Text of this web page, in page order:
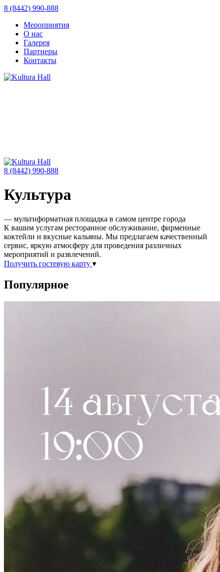
8 (8442) 990-888
Мероприятия
О нас
Галерея
Партнеры
Контакты
8 (8442) 990-888
Культура
— мультиформатная площадка в самом центре города
К вашим услугам ресторанное обслуживание, фирменные
коктейли и вкусные кальяны. Мы предлагаем качественный
сервис, яркую атмосферу для проведения различных
мероприятий и развлечений.
Получить гостевую карту ▾
Популярное